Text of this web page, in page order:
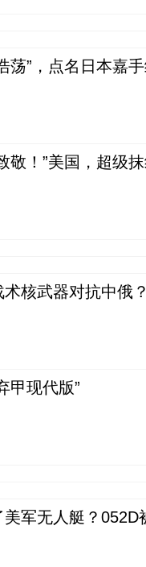
荡”，点名日本嘉
敬！”美国，超级
核武器对抗中俄？
甲现代版”
军无人艇？